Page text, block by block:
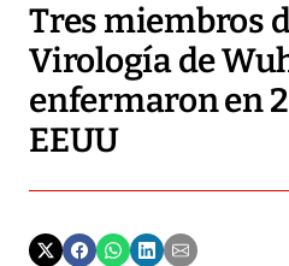
Tres miembros
Virología de
enfermaron en
EEUU